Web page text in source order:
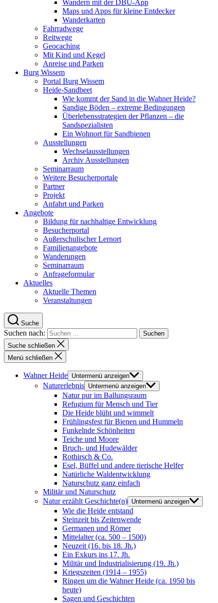
Wandern mit der DBU-App
Maps und Apps für kleine Entdecker
Wanderkarten
Fahrradwege
Reitwege
Geocaching
Mit Kind und Kegel
Anreise und Parken
Burg Wissem
Portal Burg Wissem
Heide-Sandbeet
Wie kommt der Sand in die Wahner Heide?
Sandige Böden – extreme Bedingungen
Überlebensstrategien der Pflanzen – die
Sandspezialisten
Ein Wohnort für Sandbienen
Ausstellungen
Wechselausstellungen
Archiv Ausstellungen
Seminarraum
Weitere Besucherportale
Partner
Projekt
Anfahrt und Parken
Angebote
Bildung für nachhaltige Entwicklung
Besucherportal
Außerschulischer Lernort
Familienangebote
Wanderungen
Seminarraum
Anfrageformular
Aktuelles
Aktuelle Themen
Veranstaltungen
Suche
Suchen nach:
Suche schließen
Menü schließen
Wahner Heide Untermenü anzeigen
Naturerlebnis Untermenü anzeigen
Natur pur im Ballungsraum
Refugium für Mensch und Tier
Die Heide blüht und wimmelt
Frühlingsfest für Bienen und Hummeln
Funkelnde Schönheiten
Teiche und Moore
Bruch- und Hudewälder
Rothirsch & Co.
Esel, Büffel und andere tierische Helfer
Natürliche Waldentwicklung
Naturschutz ganz einfach
Militär und Naturschutz
Natur erzählt Geschichte(n) Untermenü anzeigen
Wie die Heide entstand
Steinzeit bis Zeitenwende
Germanen und Römer
Mittelalter (ca. 500 – 1500)
Neuzeit (16. bis 18. Jh.)
Ein Exkurs ins 17. Jh.
Militär und Industrialisierung (19. Jh.)
Kriegszeiten (1914 – 1955)
Ringen um die Wahner Heide (ca. 1950 bis
heute)
Sagen und Geschichten